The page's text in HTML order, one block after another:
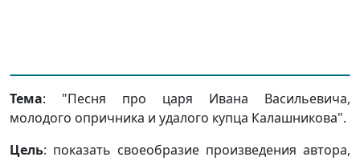
Тема: "Песня про царя Ивана Васильевича,
молодого опричника и удалого купца Калашникова".
Цель: показать своеобразие произведения автора,